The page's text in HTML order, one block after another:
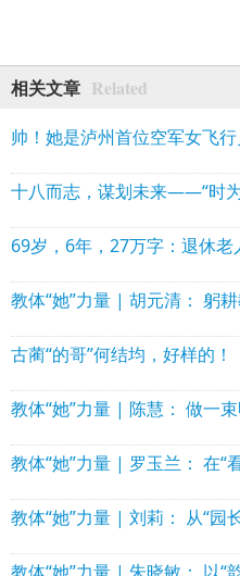
相关文章 Related
帅！她是泸州首位空军女飞行
古蔺“的哥”何结均，好样的！